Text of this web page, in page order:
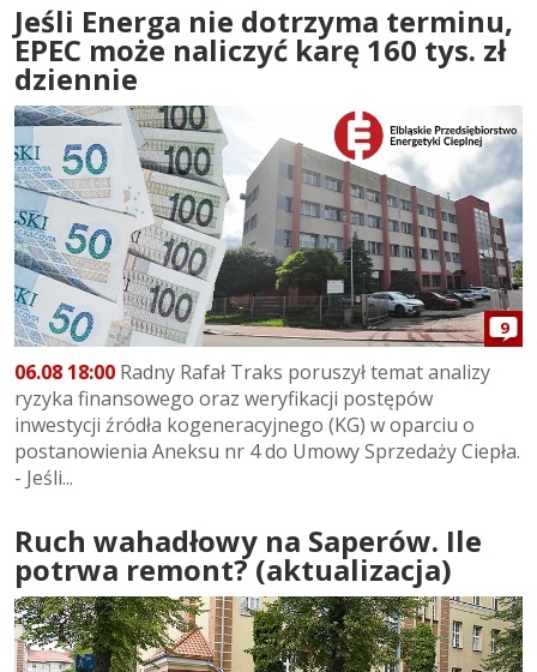
Jeśli Energa nie dotrzyma terminu,
EPEC może naliczyć karę 160 tys. zł
dziennie
9
06.08 18:00 Radny Rafał Traks poruszył temat analizy
ryzyka finansowego oraz weryfikacji postępów
inwestycji źródła kogeneracyjnego (KG) w oparciu o
postanowienia Aneksu nr 4 do Umowy Sprzedaży Ciepła.
- Jeśli...
Ruch wahadłowy na Saperów. Ile
potrwa remont? (aktualizacja)